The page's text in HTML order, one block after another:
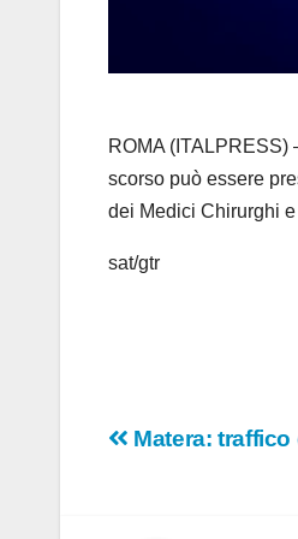
ROMA (ITALPRESS)
scorso può essere
dei Medici Chirurghi
sat/gtr
Matera: